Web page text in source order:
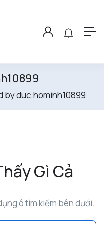
by duc.hominh10899
Gì Cả
ô tìm kiếm bên dưới.